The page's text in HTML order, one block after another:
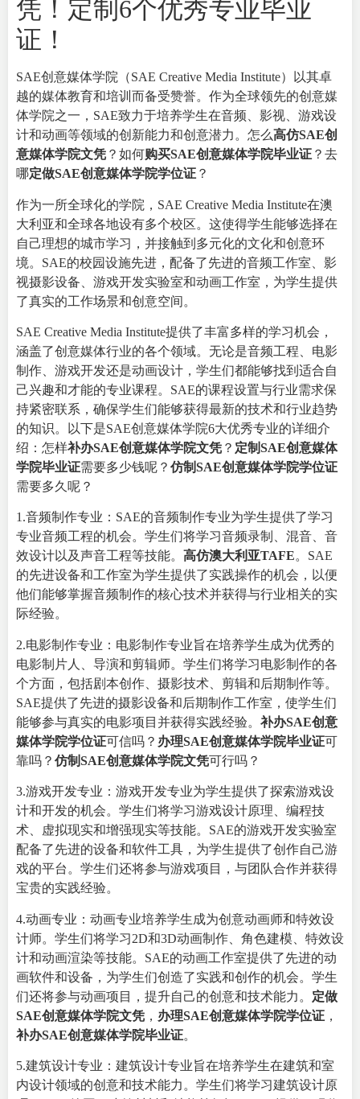
凭 ！定制6个优秀专业毕业
证！
SAE创意媒体学院（SAE Creative Media Institute）以其卓
越的媒体教育和培训而备受赞誉。作为全球领先的创意媒
体学院之一，SAE致力于培养学生在音频、影视、游戏设
计和动画等领域的创新能力和创意潜力。怎么高仿SAE创
意媒体学院文凭 ？如何购买SAE创意媒体学院毕业证 ？去
哪定做SAE创意媒体学院学位证 ？
作为一所全球化的学院，SAE Creative Media Institute在澳
大利亚和全球各地设有多个校区。这使得学生能够选择在
自己理想的城市学习，并接触到多元化的文化和创意环
境。SAE的校园设施先进，配备了先进的音频工作室、影
视摄影设备、游戏开发实验室和动画工作室，为学生提供
了真实的工作场景和创意空间。
SAE Creative Media Institute提供了丰富多样的学习机会，
涵盖了创意媒体行业的各个领域。无论是音频工程、电影
制作、游戏开发还是动画设计，学生们都能够找到适合自
己兴趣和才能的专业课程。SAE的课程设置与行业需求保
持紧密联系，确保学生们能够获得最新的技术和行业趋势
的知识。以下是SAE创意媒体学院6大优秀专业的详细介
绍：怎样补办SAE创意媒体学院文凭 ？ 定制SAE创意媒体
学院毕业证需要多少钱呢？ 仿制SAE创意媒体学院学位证
需要多久呢？
1.音频制作专业：SAE的音频制作专业为学生提供了学习
专业音频工程的机会。学生们将学习音频录制、混音、音
效设计以及声音工程等技能。 高仿澳大利亚TAFE。SAE
的先进设备和工作室为学生提供了实践操作的机会，以便
他们能够掌握音频制作的核心技术并获得与行业相关的实
际经验。
2.电影制作专业：电影制作专业旨在培养学生成为优秀的
电影制片人、导演和剪辑师。学生们将学习电影制作的各
个方面，包括剧本创作、摄影技术、剪辑和后期制作等。
SAE提供了先进的摄影设备和后期制作工作室，使学生们
能够参与真实的电影项目并获得实践经验。 补办SAE创意
媒体学院学位证可信吗？ 办理SAE创意媒体学院毕业证可
靠吗？ 仿制SAE创意媒体学院文凭可行吗？
3.游戏开发专业：游戏开发专业为学生提供了探索游戏设
计和开发的机会。学生们将学习游戏设计原理、编程技
术、虚拟现实和增强现实等技能。SAE的游戏开发实验室
配备了先进的设备和软件工具，为学生提供了创作自己游
戏的平台。学生们还将参与游戏项目，与团队合作并获得
宝贵的实践经验。
4.动画专业：动画专业培养学生成为创意动画师和特效设
计师。学生们将学习2D和3D动画制作、角色建模、特效设
计和动画渲染等技能。SAE的动画工作室提供了先进的动
画软件和设备，为学生们创造了实践和创作的机会。学生
们还将参与动画项目，提升自己的创意和技术能力。 定做
SAE创意媒体学院文凭 ， 办理SAE创意媒体学院学位证 ，
补办SAE创意媒体学院毕业证。
5.建筑设计专业：建筑设计专业旨在培养学生在建筑和室
内设计领域的创意和技术能力。学生们将学习建筑设计原